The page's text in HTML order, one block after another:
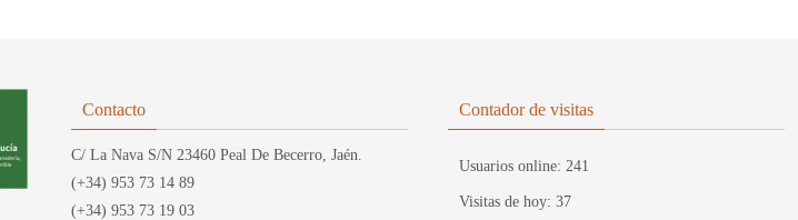
Contacto
C/ La Nava S/N 23460 Peal De Becerro, Jaén.
(+34) 953 73 14 89
(+34) 953 73 19 03
Contador de visitas
Usuarios online: 241
Visitas de hoy:37